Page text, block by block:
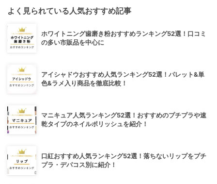
よく見られている人気おすすめ記事
ホワイトニング歯磨き粉おすすめランキング52選！口コミ
の多い市販品を中心に
アイシャドウおすすめ人気ランキング52選！パレット&単
色&ラメ入り商品を徹底比較！
マニキュア人気ランキング52選！おすすめのプチプラや速
乾タイプのネイルポリッシュを紹介！
口紅おすすめ人気ランキング52選！落ちないリップをプチ
プラ・デパコス別に紹介！